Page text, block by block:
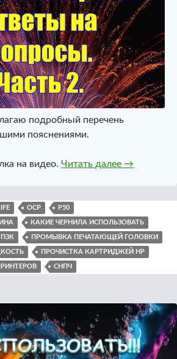
подробный перечень
пояснениями.
на видео. Читать далее Промывка
→
OCP P50
КАКИЕ ЧЕРНИЛА ИСПОЛЬЗОВАТЬ
ПЗК ПРОМЫВКА ПЕЧАТАЮЩЕЙ ГОЛОВКИ
ПРОЧИСТКА КАРТРИДЖЕЙ HP
СНПЧ